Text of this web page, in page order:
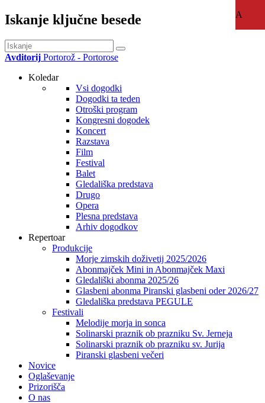
Iskanje ključne besede
Avditorij Portorož - Portorose
Koledar
Vsi dogodki
Dogodki ta teden
Otroški program
Kongresni dogodek
Koncert
Razstava
Film
Festival
Balet
Gledališka predstava
Drugo
Opera
Plesna predstava
Arhiv dogodkov
Repertoar
Produkcije
Morje zimskih doživetij 2025/2026
Abonmajček Mini in Abonmajček Maxi
Gledališki abonma 2025/26
Glasbeni abonma Piranski glasbeni oder 2026/27
Gledališka predstava PEGULE
Festivali
Melodije morja in sonca
Solinarski praznik ob prazniku Sv. Jerneja
Solinarski praznik ob prazniku sv. Jurija
Piranski glasbeni večeri
Novice
Oglaševanje
Prizorišča
O nas
A